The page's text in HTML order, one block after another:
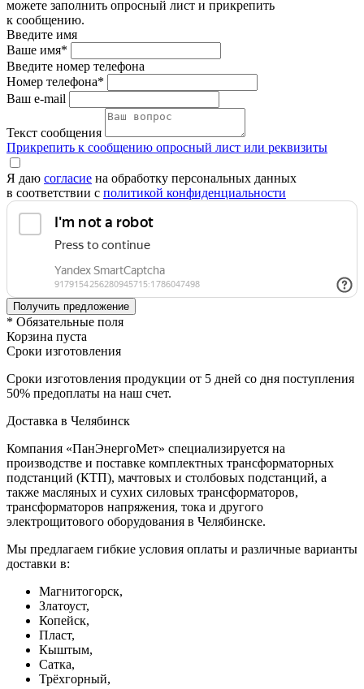
можете заполнить опросный лист и прикрепить
к сообщению.
Введите имя
Ваше имя*
Введите номер телефона
Номер телефона*
Ваш e-mail
Текст сообщения
Прикрепить к сообщению опросный лист или реквизиты
Я даю согласие на обработку персональных данных
в соответствии с политикой конфиденциальности
* Обязательные поля
Корзина пуста
Сроки изготовления
Сроки изготовления продукции от 5 дней со дня поступления
50% предоплаты на наш счет.
Доставка в Челябинск
Компания «ПанЭнергоМет» специализируется на
производстве и поставке комплектных трансформаторных
подстанций (КТП), мачтовых и столбовых подстанций, а
также масляных и сухих силовых трансформаторов,
трансформаторов напряжения, тока и другого
электрощитового оборудования в Челябинске.
Мы предлагаем гибкие условия оплаты и различные варианты
доставки в:
Магнитогорск,
Златоуст,
Копейск,
Пласт,
Кыштым,
Сатка,
Трёхгорный,